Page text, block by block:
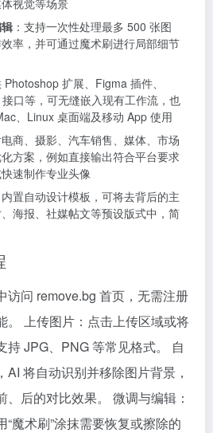
视觉等场景
：支持一次性处理最多 500 张图
率，并可通过魔术刷进行局部细节
Photoshop 扩展、Figma 插件、
口等，可无缝嵌入现有工作流，也
、Linux 桌面端及移动 App 使用
商、摄影、汽车销售、媒体、市场
方案，例如直接输出符合平台要求
速制作专业头像
内置自动设计模板，可将去背后的主
海报、社媒帖文等预设版式中，简
访问 remove.bg 首页，无需注册
。 上传图片：点击上传区域或将
持 JPG、PNG 等常见格式。 自
将自动识别并移除图片背景，
后的对比效果。 微调与编辑：
魔术刷”涂抹需要恢复或擦除的